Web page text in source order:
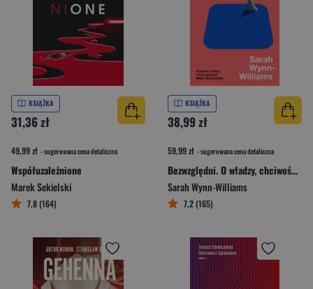
KSIĄŻKA
31,36 zł
49,99 zł - sugerowana cena detaliczna
Współuzależnione
Marek Sekielski
7,8 (164)
KSIĄŻKA
38,99 zł
59,99 zł - sugerowana cena detaliczna
Bezwzględni. O władzy, chciwości i upadku ideałów największego portalu społecznościowego
Sarah Wynn-Williams
7,2 (165)